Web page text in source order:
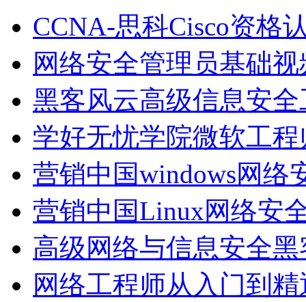
CCNA-思科Cisco资格
网络安全管理员基础视
黑客风云高级信息安全
学好无忧学院微软工程
营销中国windows网络
营销中国Linux网络安
高级网络与信息安全黑
网络工程师从入门到精